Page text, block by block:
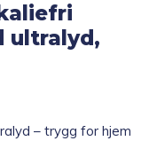
ultralyd,
– trygg for hjem